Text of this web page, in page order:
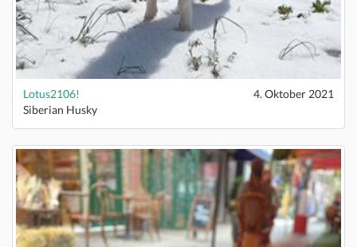
Lotus2106!
4. Oktober 2021
Siberian Husky